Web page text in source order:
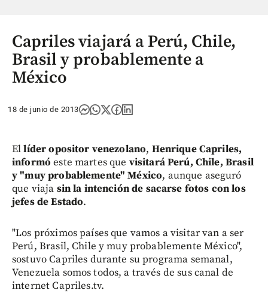
Capriles viajará a Perú, Chile,
Brasil y probablemente a
México
18 de junio de 2013
Ellíder opositor venezolano, Henrique Capriles,
informó este martes que visitará Perú, Chile, Brasil
y "muy probablemente" México, aunque aseguró
que viaja sin la intención de sacarse fotos con los
jefes de Estado.
"Los próximos países que vamos a visitar van a ser
Perú, Brasil, Chile y muy probablemente México",
sostuvo Capriles durante su programa semanal,
Venezuela somos todos, a través de sus canal de
internet Capriles.tv.